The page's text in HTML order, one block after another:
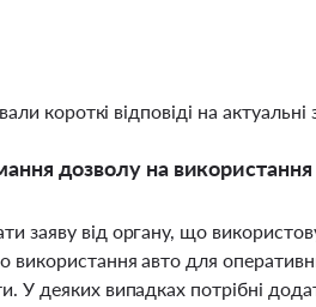
короткі відповіді на
дозволу на
заяву від органу, що
авто для
деяких випадках потрібні